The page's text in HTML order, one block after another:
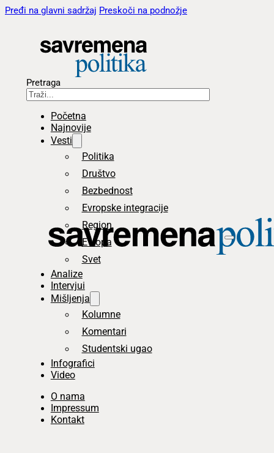
Pređi na glavni sadržaj Preskoči na podnožje
Pretraga
Početna
Najnovije
Vesti
Politika
Društvo
Bezbednost
Evropske integracije
Region
Evropa
Svet
Analize
Intervjui
Mišljenja
Kolumne
Komentari
Studentski ugao
Infografici
Video
O nama
Impressum
Kontakt